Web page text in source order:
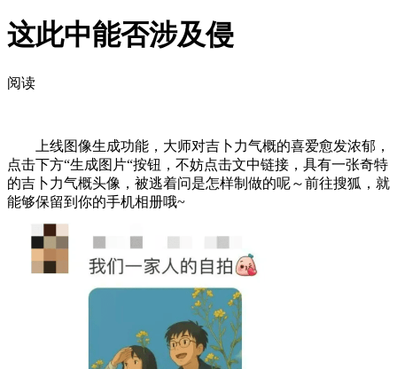
这此中能否涉及侵
阅读
上线图像生成功能，大师对吉卜力气概的喜爱愈发浓郁，
点击下方“生成图片“按钮，不妨点击文中链接，具有一张奇特
的吉卜力气概头像，被逃着问是怎样制做的呢～前往搜狐，就
能够保留到你的手机相册哦~